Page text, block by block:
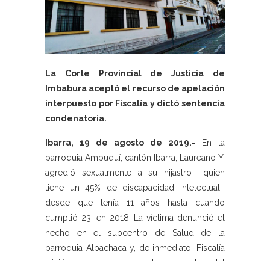
La Corte Provincial de Justicia de
Imbabura aceptó el recurso de apelación
interpuesto por Fiscalía y dictó sentencia
condenatoria.
Ibarra, 19 de agosto de 2019.- En la
parroquia Ambuquí, cantón Ibarra, Laureano Y.
agredió sexualmente a su hijastro –quien
tiene un 45% de discapacidad intelectual–
desde que tenía 11 años hasta cuando
cumplió 23, en 2018. La víctima denunció el
hecho en el subcentro de Salud de la
parroquia Alpachaca y, de inmediato, Fiscalía